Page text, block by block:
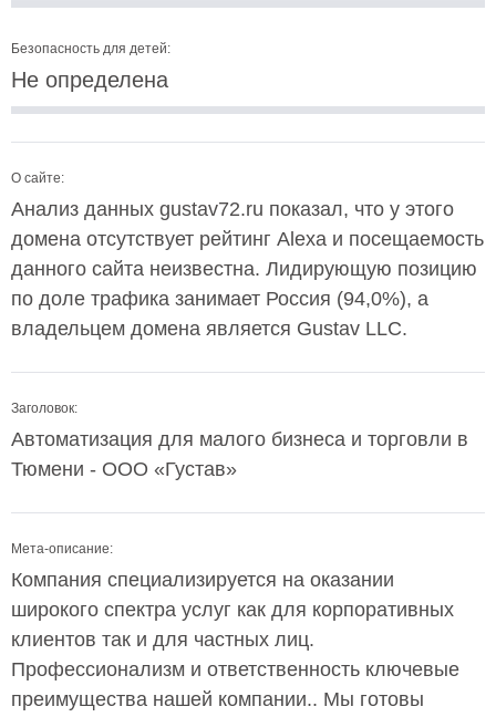
Безопасность для детей:
Не определена
О сайте:
Анализ данных gustav72.ru показал, что у этого
домена отсутствует рейтинг Alexa и посещаемость
данного сайта неизвестна. Лидирующую позицию
по доле трафика занимает Россия (94,0%), а
владельцем домена является Gustav LLC.
Заголовок:
Автоматизация для малого бизнеса и торговли в
Тюмени - ООО «Густав»
Мета-описание:
Компания специализируется на оказании
широкого спектра услуг как для корпоративных
клиентов так и для частных лиц.
Профессионализм и ответственность ключевые
преимущества нашей компании.. Мы готовы